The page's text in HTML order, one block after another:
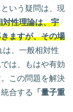
いう疑問は、現
対性理論は、宇
ますが、その場
は、一般相対性
は、もはや有効
この問題を解決
合する
「量子重